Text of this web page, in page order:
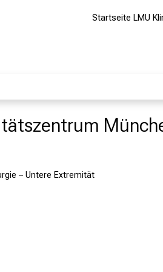
Startseite LMU
– Untere Extremität